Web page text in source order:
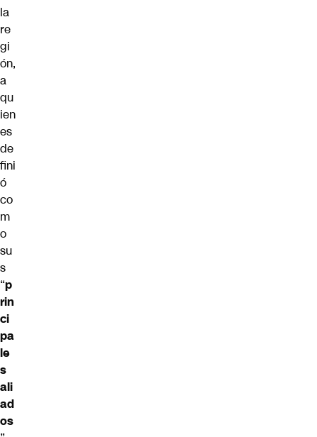
la
re
gi
ón,
a
qu
ien
es
de
fini
ó
co
m
o
su
s
“p
rin
ci
pa
le
s
ali
ad
os